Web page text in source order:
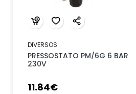
DIVERSOS
PRESSOSTATO PM/6G 6 BAR
230V
11.84€